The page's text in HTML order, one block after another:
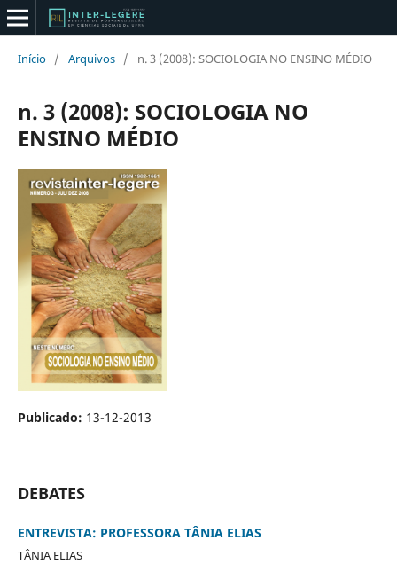
Início / Arquivos / n. 3 (2008): SOCIOLOGIA NO ENSINO MÉDIO
n. 3 (2008): SOCIOLOGIA NO
ENSINO MÉDIO
Publicado: 13-12-2013
DEBATES
ENTREVISTA: PROFESSORA TÂNIA ELIAS
TÂNIA ELIAS